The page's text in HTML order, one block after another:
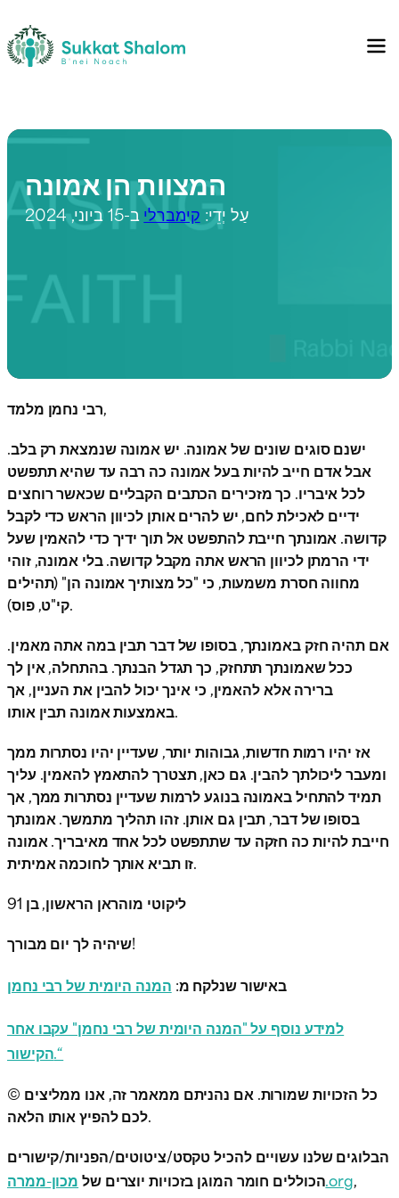
המצוות הן אמונה
עַל יְדֵי: קימברלי ב-15 ביוני, 2024
רבי נחמן מלמד,
ישנם סוגים שונים של אמונה. יש אמונה שנמצאת רק בלב.
אבל אדם חייב להיות בעל אמונה כה רבה עד שהיא תתפשט
לכל איבריו. כך מזכירים הכתבים הקבליים שכאשר רוחצים
ידיים לאכילת לחם, יש להרים אותן לכיוון הראש כדי לקבל
קדושה. אמונתך חייבת להתפשט אל תוך ידיך כדי להאמין שעל
ידי הרמתן לכיוון הראש אתה מקבל קדושה. בלי אמונה, זוהי
מחווה חסרת משמעות, כי "כל מצותיך אמונה הן" (תהילים
קי"ט, פוס).
אם תהיה חזק באמונתך, בסופו של דבר תבין במה אתה מאמין.
ככל שאמונתך תתחזק, כך תגדל הבנתך. בהתחלה, אין לך
ברירה אלא להאמין, כי אינך יכול להבין את העניין, אך
באמצעות אמונה תבין אותו.
אז יהיו רמות חדשות, גבוהות יותר, שעדיין יהיו נסתרות ממך
ומעבר ליכולתך להבין. גם כאן, תצטרך להתאמץ להאמין. עליך
תמיד להתחיל באמונה בנוגע לרמות שעדיין נסתרות ממך, אך
בסופו של דבר, תבין גם אותן. זהו תהליך מתמשך. אמונתך
חייבת להיות כה חזקה עד שתתפשט לכל אחד מאיבריך. אמונה
זו תביא אותך לחוכמה אמיתית.
ליקוטי מוהראן הראשון, בן 91
שיהיה לך יום מבורך!
באישור שנלקח מ: המנה היומית של רבי נחמן
למידע נוסף על "המנה היומית של רבי נחמן" עקבו אחר
הקישור.“
© כל הזכויות שמורות. אם נהניתם ממאמר זה, אנו ממליצים
לכם להפיץ אותו הלאה.
הבלוגים שלנו עשויים להכיל טקסט/ציטוטים/הפניות/קישורים
הכוללים חומר המוגן בזכויות יוצרים שלמכון-ממרה.org,